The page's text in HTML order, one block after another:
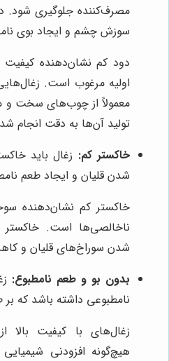
مصرف‌کننده جلوگیری شود.
سوزش چشم و ایجاد بوی
دود کم نشان‌دهنده کیفیت
اولیه مرغوب است.
معمولاً از چوب‌های سخت و
تولید آن‌ها به دقت انجام
خاکستر کم: زغال باید
شدن قلیان و ایجاد طعم
خاکستر کم نشان‌دهنده
ناخالصی‌ها است. خاکستر
شدن سوراخ‌های قلیان و
بدون بو و طعم نامطبوع:
نامطبوعی داشته باشد که بر
زغال‌های با کیفیت
هیچ‌گونه افزودنی